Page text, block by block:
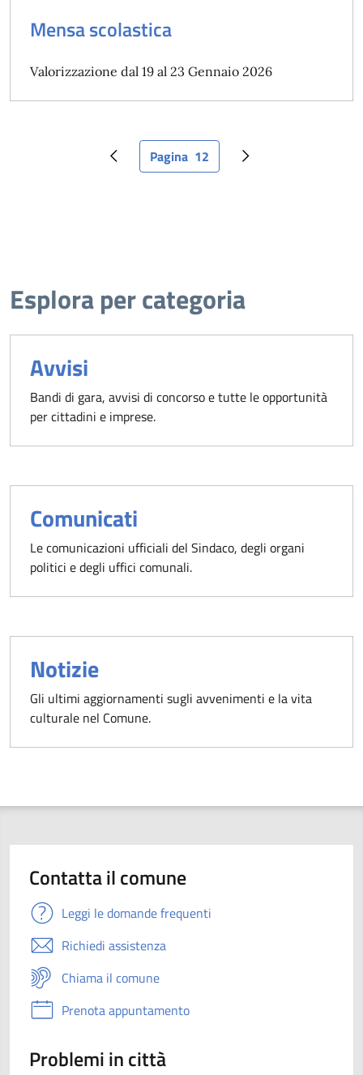
Mensa scolastica
Valorizzazione dal 19 al 23 Gennaio 2026
Pagina precedentePagina attuale
Pagina 12 Pagina successiva
Esplora per categoria
Avvisi
Bandi di gara, avvisi di concorso e tutte le opportunità
per cittadini e imprese.
Comunicati
Le comunicazioni ufficiali del Sindaco, degli organi
politici e degli uffici comunali.
Notizie
Gli ultimi aggiornamenti sugli avvenimenti e la vita
culturale nel Comune.
Contatta il comune
Leggi le domande frequenti
Richiedi assistenza
Chiama il comune
Prenota appuntamento
Problemi in città